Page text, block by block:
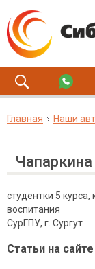
Главная Наши
студентки 5
воспитания
Сур­ГПУ, г. Сургут
Статьи на